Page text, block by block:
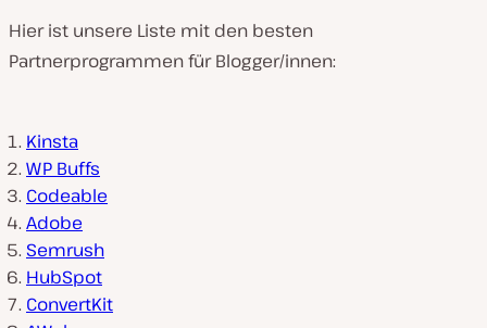
Hier ist unsere Liste mit den besten
Partnerprogrammen für Blogger/innen:
Kinsta
WP Buffs
Codeable
Adobe
Semrush
HubSpot
ConvertKit